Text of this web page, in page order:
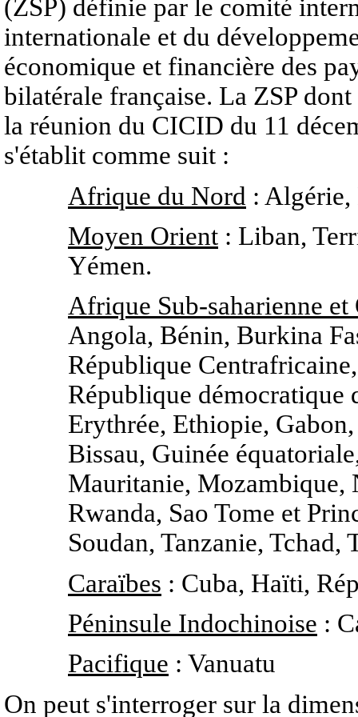
(ZSP) définie par le comité
internationale et du
économique et financière des
bilatérale française. La ZSP
la réunion du CICID du 11
s'établit comme suit :
Afrique du Nord : Algérie,
Moyen Orient : Liban,
Yémen.
Afrique Sub-saharienne et
Angola, Bénin, Burkina
République
République
Erythrée, Ethiopie,
Bissau, Guinée
Mauritanie, Mozambique,
Rwanda, Sao Tome et
Soudan, Tanzanie, Tchad,
Caraïbes : Cuba, Haïti,
Péninsule Indochinoise :
Pacifique : Vanuatu
On peut s'interroger sur la